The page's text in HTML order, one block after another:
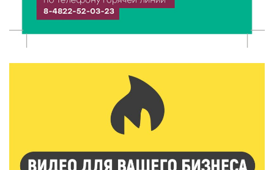
6 Авг 2026 16:02 200
Калининские футболисты представят Тверскую
область на всероссийском марафоне «Земля
6 Авг 2026 15:48 543